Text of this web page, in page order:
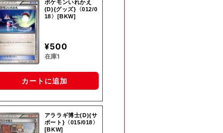
ポケモンいれかえ
(D){グッズ}〈012/0
18〉[BKW]
¥500
在庫1
カートに追加
アララギ博士(D){サ
ポート}〈015/018〉
[BKW]